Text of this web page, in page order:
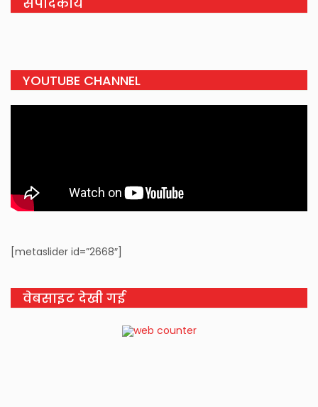
YOUTUBE CHANNEL
[metaslider id=”2668″]
वेबसाइट देखी गई